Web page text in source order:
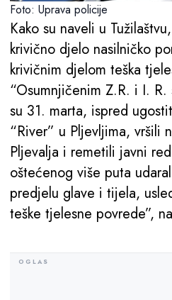
Foto: Uprava policije
Kako su naveli u
krivično djelo nasilničko
krivičnim djelom teška
“Osumnjičenim Z.R. i I.
su 31. marta, ispred
“River” u Pljevljima, vršili
Pljevalja i remetili javni
oštećenog više puta
predjelu glave i tijela,
teške tjelesne povrede”,